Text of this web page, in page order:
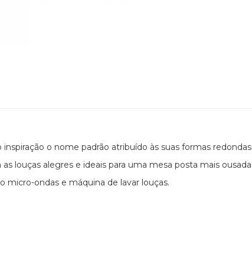
o nome padrão atribuído às suas formas
louças alegres e ideais para uma mesa posta mais
micro-ondas e máquina de lavar louças.